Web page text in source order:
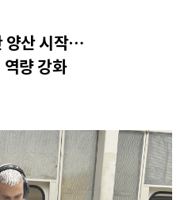
양산 시작…
량 강화